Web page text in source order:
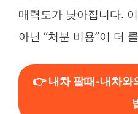
매력도가 낮아집니다.
아닌 “처분 비용”이 더
👉 내차 팔때-내차와